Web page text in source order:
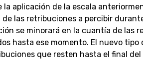
la aplicación de la escala
las retribuciones a percibir
se minorará en la cuantía de las
hasta ese momento. El nuevo
que resten hasta el final del